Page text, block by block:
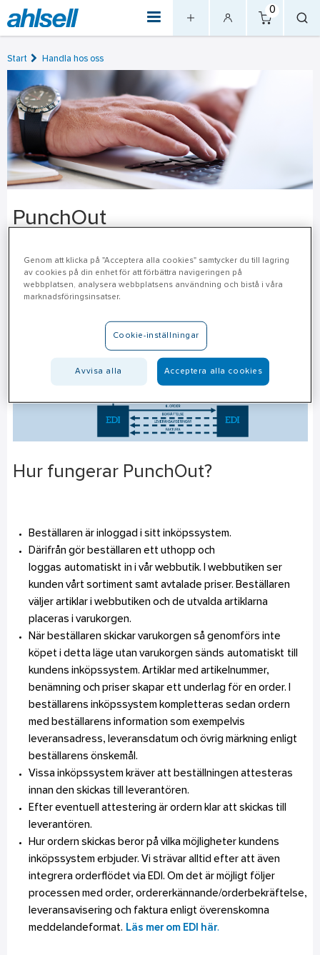
0
Start Handla hos oss
PunchOut
externa system? Grattis, då blir e-handeln ännu mer
bekväm. Flexibel integration och minskad administration.
Hur fungerar PunchOut?
Beställaren är inloggad i sitt inköpssystem.
Därifrån gör beställaren ett uthopp och
loggas automatiskt in i vår webbutik. I webbutiken ser
kunden vårt sortiment samt avtalade priser. Beställaren
väljer artiklar i webbutiken och de utvalda artiklarna
placeras i varukorgen.
När beställaren skickar varukorgen så genomförs inte
köpet i detta läge utan varukorgen sänds automatiskt till
kundens inköpssystem. Artiklar med artikelnummer,
benämning och priser skapar ett underlag för en order. I
beställarens inköpssystem kompletteras sedan ordern
med beställarens information som exempelvis
leveransadress, leveransdatum och övrig märkning enligt
beställarens önskemål.
Vissa inköpssystem kräver att beställningen attesteras
innan den skickas till leverantören.
Efter eventuell attestering är ordern klar att skickas till
leverantören.
Hur ordern skickas beror på vilka möjligheter kundens
inköpssystem erbjuder. Vi strävar alltid efter att även
integrera orderflödet via EDI. Om det är möjligt följer
processen med order, ordererkännande/orderbekräftelse,
leveransavisering och faktura enligt överenskomna
meddelandeformat. Läs mer om EDI här.
Genom att klicka på "Acceptera alla cookies" samtycker du till lagring
av cookies på din enhet för att förbättra navigeringen på
webbplatsen, analysera webbplatsens användning och bistå i våra
marknadsföringsinsatser.
Cookie-inställningar
Avvisa alla Acceptera alla cookies